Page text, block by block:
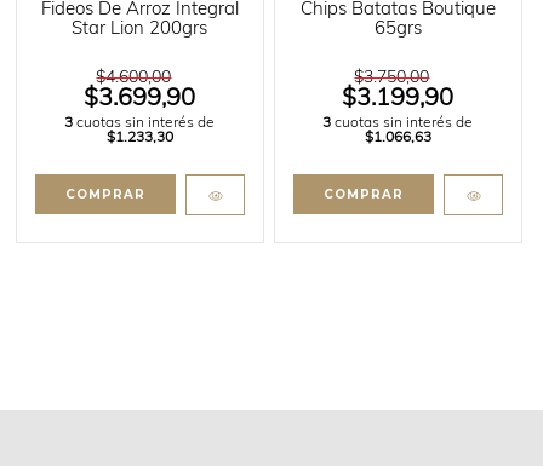
Fideos De Arroz Integral
Star Lion 200grs
$4.600,00
$3.699,90
3 cuotas sin interés de
$1.233,30
Chips Batatas Boutique
65grs
$3.750,00
$3.199,90
3 cuotas sin interés de
$1.066,63